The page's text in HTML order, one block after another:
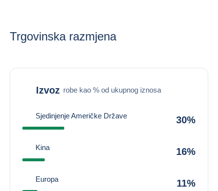
Trgovinska razmjena
Izvoz robe kao % od ukupnog iznosa
Sjedinjenje Američke Države 30%
Kina 16%
Europa 11%